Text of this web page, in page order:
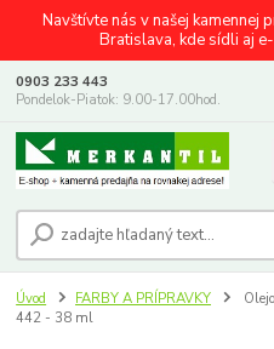
Navštívte nás v našej kamennej
Bratislava, kde sídli aj
0903 233 443
Pondelok-Piatok: 9.00-17.00hod.
Úvod FARBY A PRÍPRAVKY
442 - 38 ml